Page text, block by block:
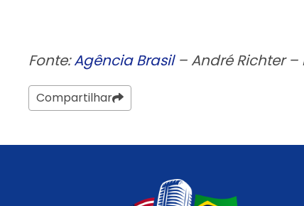
Fonte:Agência Brasil– André Richter –
Compartilhar